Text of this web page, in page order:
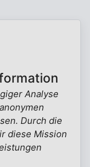
Analyse
Durch die
diese Mission